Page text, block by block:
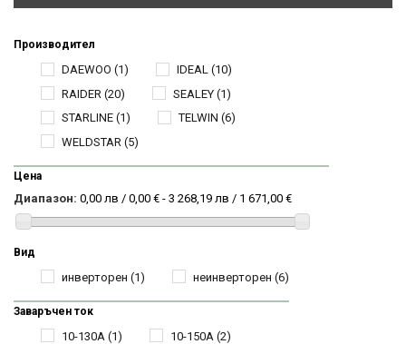
Производител
DAEWOO (1) IDEAL (10)
RAIDER (20) SEALEY (1)
STARLINE (1) TELWIN (6)
WELDSTAR (5)
Цена
Диапазон: 0,00 лв / 0,00 € - 3 268,19 лв / 1 671,00 €
Вид
инверторен (1) неинверторен (6)
Заваръчен ток
10-130A (1) 10-150A (2)